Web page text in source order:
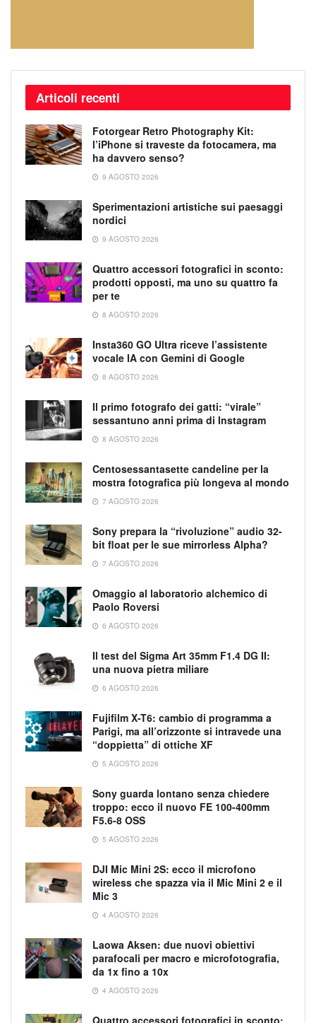
Articoli recenti
Fotorgear Retro Photography Kit:
l’iPhone si traveste da fotocamera, ma
ha davvero senso?
9 AGOSTO 2026
Sperimentazioni artistiche sui paesaggi
nordici
9 AGOSTO 2026
Quattro accessori fotografici in sconto:
prodotti opposti, ma uno su quattro fa
per te
8 AGOSTO 2026
Insta360 GO Ultra riceve l’assistente
vocale IA con Gemini di Google
8 AGOSTO 2026
Il primo fotografo dei gatti: “virale”
sessantuno anni prima di Instagram
8 AGOSTO 2026
Centosessantasette candeline per la
mostra fotografica più longeva al mondo
7 AGOSTO 2026
Sony prepara la “rivoluzione” audio 32-
bit float per le sue mirrorless Alpha?
7 AGOSTO 2026
Omaggio al laboratorio alchemico di
Paolo Roversi
6 AGOSTO 2026
Il test del Sigma Art 35mm F1.4 DG II:
una nuova pietra miliare
6 AGOSTO 2026
Fujifilm X-T6: cambio di programma a
Parigi, ma all’orizzonte si intravede una
“doppietta” di ottiche XF
5 AGOSTO 2026
Sony guarda lontano senza chiedere
troppo: ecco il nuovo FE 100-400mm
F5.6-8 OSS
5 AGOSTO 2026
DJI Mic Mini 2S: ecco il microfono
wireless che spazza via il Mic Mini 2 e il
Mic 3
4 AGOSTO 2026
Laowa Aksen: due nuovi obiettivi
parafocali per macro e microfotografia,
da 1x fino a 10x
4 AGOSTO 2026
Quattro accessori fotografici in sconto: